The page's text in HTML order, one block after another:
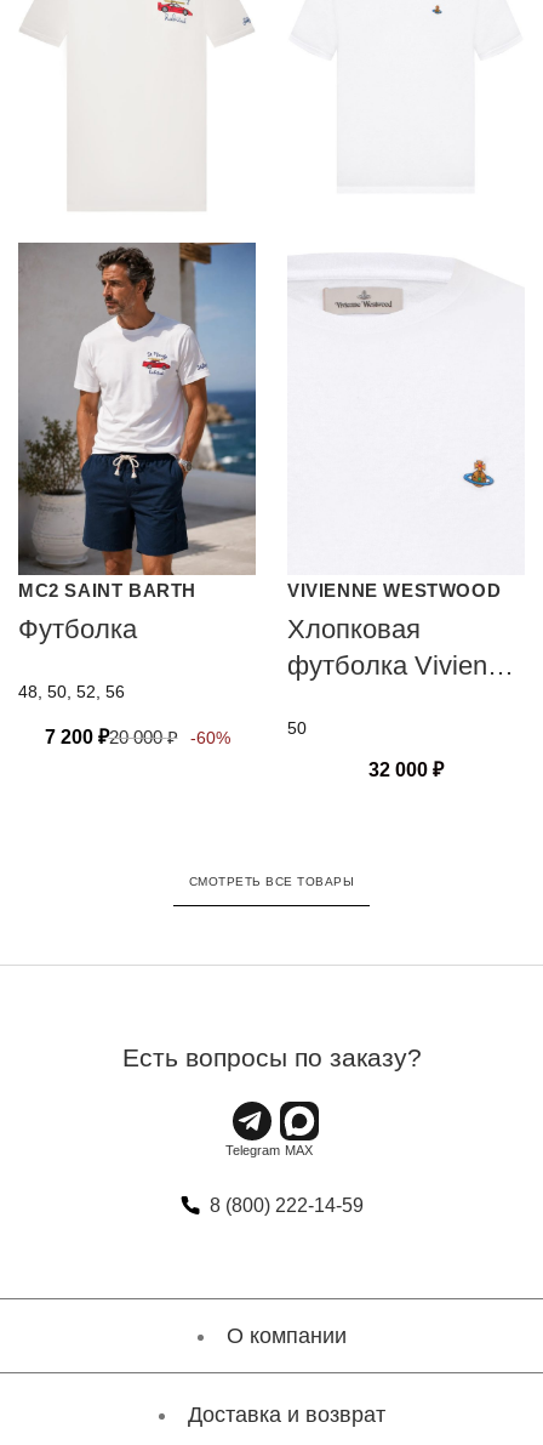
MC2 SAINT BARTH
Футболка
48, 50, 52, 56
7 200 ₽20 000₽ -60%
VIVIENNE WESTWOOD
Хлопковая
футболка Vivienne
50
32 000 ₽
СМОТРЕТЬ ВСЕ ТОВАРЫ
Есть вопросы по заказу?
8 (800) 222-14-59
О компании
Доставка и возврат